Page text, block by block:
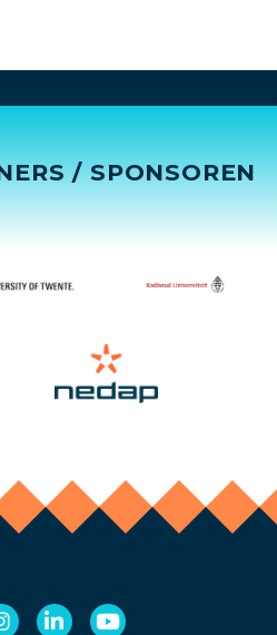
/ SPONSOREN